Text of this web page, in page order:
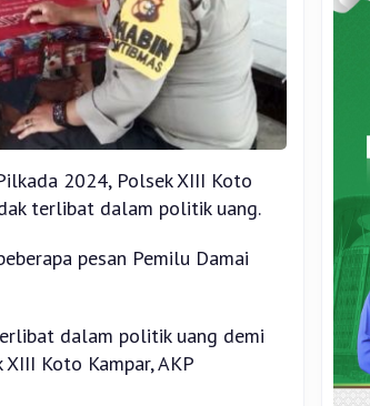
2024, Polsek XIII Koto
terlibat dalam politik uang.
pesan Pemilu Damai
dalam politik uang demi
Koto Kampar, AKP